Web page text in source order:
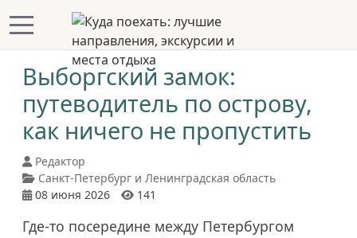
Mobile Menu Toggle
Выборгский замок:
путеводитель по острову,
как ничего не пропустить
Редактор
Санкт-Петербург и Ленинградская область
08 июня 2026
141
Где-то посередине между Петербургом